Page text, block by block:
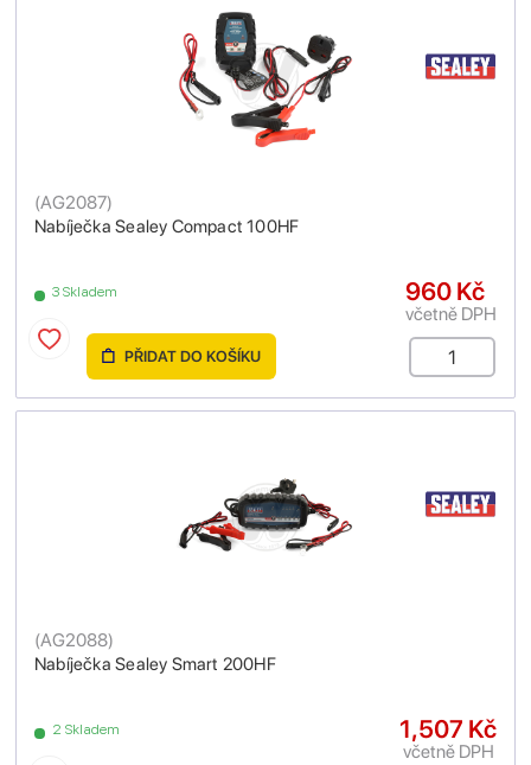
Nabíječka Sealey Compact 100HF
(AG2087)
3 Skladem 960 Kč
včetně DPH
PŘIDAT DO KOŠÍKU
Nabíječka Sealey Smart 200HF
(AG2088)
2 Skladem 1,507 Kč
včetně DPH